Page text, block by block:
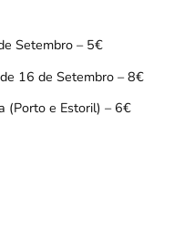
Setembro – 5€
16 de Setembro – 8€
(Porto e Estoril) – 6€